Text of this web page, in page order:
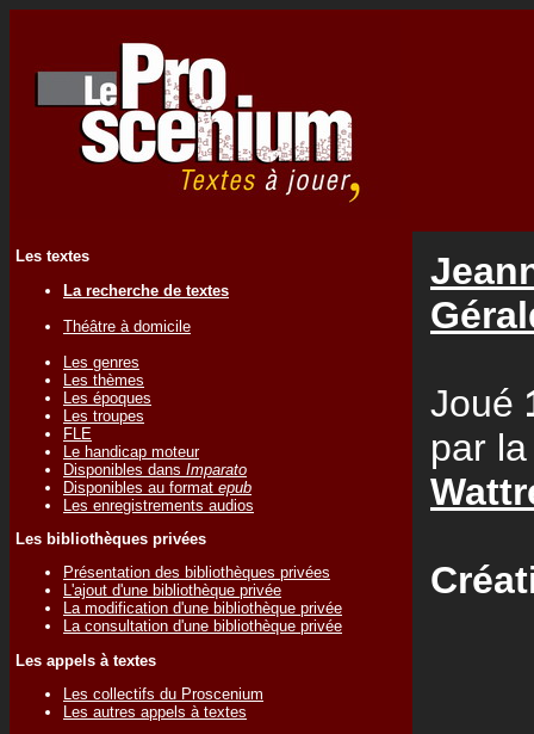
Les textes
La recherche de textes
Théâtre à domicile
Les genres
Les thèmes
Les époques
Les troupes
FLE
Le handicap moteur
Disponibles dans Imparato
Disponibles au format epub
Les enregistrements audios
Les bibliothèques privées
Présentation des bibliothèques privées
L'ajout d'une bibliothèque privée
La modification d'une bibliothèque privée
La consultation d'une bibliothèque privée
Les appels à textes
Les collectifs du Proscenium
Les autres appels à textes
Joué
par